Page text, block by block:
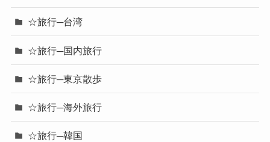
☆旅行─台湾
☆旅行─国内旅行
☆旅行─東京散歩
☆旅行─海外旅行
☆旅行─韓国